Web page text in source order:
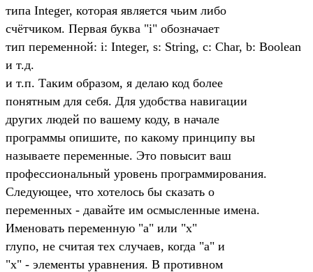
типа Integer, которая является чьим либо
счётчиком. Первая буква "i" обозначает
тип переменной: i: Integer, s: String, c: Char, b: Boolean
и т.д.
и т.п. Таким образом, я делаю код более
понятным для себя. Для удобства навигации
других людей по вашему коду, в начале
программы опишите, по какому принципу вы
называете переменные. Это повысит ваш
профессиональный уровень программирования.
Следующее, что хотелось бы сказать о
переменных - давайте им осмысленные имена.
Именовать переменную "a" или "x"
глупо, не считая тех случаев, когда "a" и
"x" - элементы уравнения. В противном